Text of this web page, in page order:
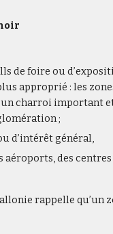
de foire ou
approprié : les
charroi important
;
d’intérêt général,
des
rappelle qu’un